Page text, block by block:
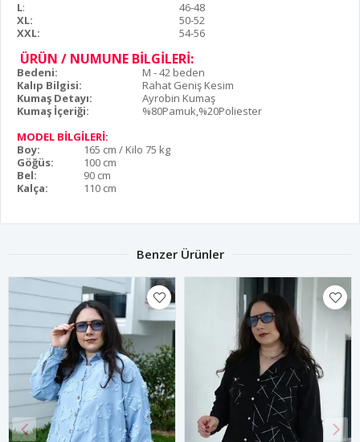
L:
46-48
XL:
50-52
XXL:
54-56
ÜRÜN / NUMUNE BİLGİLERİ:
Bedeni:
M - 42 beden
Kalıp Bilgisi:
Rahat Geniş Kesim
Kumaş Detayı:
Ayrobin Kumaş
Kumaş İçeriği:
%80Pamuk,%20Poliester
MODEL BİLGİLERİ:
Boy:
165 cm / Kilo 75 kg
Göğüs:
100 cm
Bel:
90 cm
Kalça:
110 cm
Benzer Ürünler